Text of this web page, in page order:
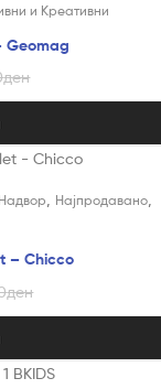
и Креативни
Geomag
ден
Најпродавано,
– Chicco
ден